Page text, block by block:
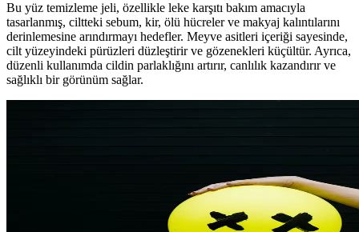
Bu yüz temizleme jeli, özellikle leke karşıtı bakım amacıyla
tasarlanmış, ciltteki sebum, kir, ölü hücreler ve makyaj kalıntılarını
derinlemesine arındırmayı hedefler. Meyve asitleri içeriği sayesinde,
cilt yüzeyindeki pürüzleri düzleştirir ve gözenekleri küçültür. Ayrıca,
düzenli kullanımda cildin parlaklığını artırır, canlılık kazandırır ve
sağlıklı bir görünüm sağlar.